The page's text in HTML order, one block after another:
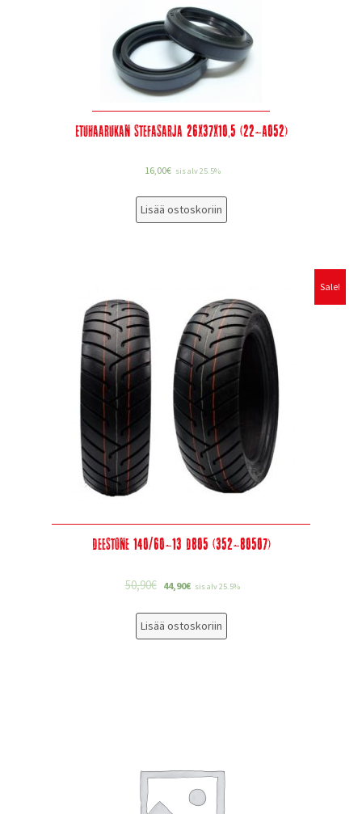
Etuhaarukan stefasarja 26x37x10,5 (22-A052)
16,00€ sis alv 25.5%
Lisää ostoskoriin
Sale!
Deestone 140/60-13 D805 (352-80507)
50,90€ 44,90€ sis alv 25.5%
Lisää ostoskoriin